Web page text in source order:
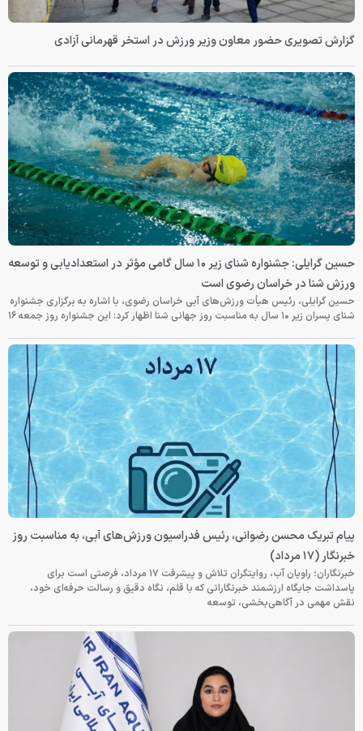
گزارش تصویری حضور معاون وزیر ورزش در استخر قهرمانی آزادی
حسین گرایلی: جشنواره شنای زیر ۱۰ سال گامی مؤثر در استعدادیابی و توسعه
ورزش شنا در خراسان رضوی است
حسین گرایلی، رئیس هیأت ورزش‌های آبی خراسان رضوی، با اشاره به برگزاری جشنواره
شنای پسران زیر ۱۰ سال به مناسبت روز جهانی شنا اظهار کرد: این جشنواره روز جمعه‌ ۱۶
پیام تبریک محسن رضوانی، رئیس فدراسیون ورزش‌های آبی، به مناسبت روز
خبرنگار (۱۷ مرداد)
خبرنگاران؛ راویان آب، روایتگران تلاش و پیشرفت ۱۷ مرداد، فرصتی است برای
پاسداشت جایگاه ارزشمند خبرنگارانی که با قلم، نگاه دقیق و رسالت حرفه‌ای خود،
نقش مهمی در آگاهی‌بخشی، توسعه